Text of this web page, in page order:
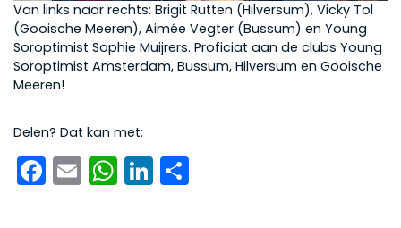
Van links naar rechts: Brigit Rutten (Hilversum), Vicky Tol
(Gooische Meeren), Aimée Vegter (Bussum) en Young
Soroptimist Sophie Muijrers. Proficiat aan de clubs Young
Soroptimist Amsterdam, Bussum, Hilversum en Gooische
Meeren!
Delen? Dat kan met:
Facebook
EmailWhatsApp
LinkedIn